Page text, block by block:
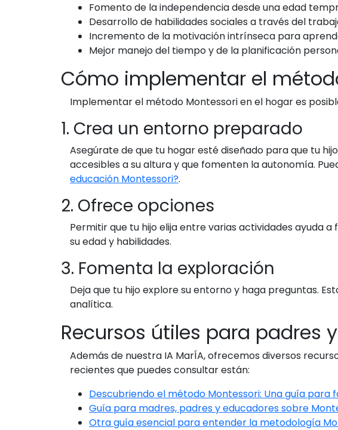
Fomento de la independencia desde una edad
Desarrollo de habilidades sociales a través del
Incremento de la motivación intrínseca para
Mejor manejo del tiempo y de la planificación
Cómo implementar el
Implementar el método Montessori en el hogar es
1. Crea un entorno preparado
Asegúrate de que tu hogar esté diseñado para que tu
accesibles a su altura y que fomenten la autonomía.
educación Montessori?.
2. Ofrece opciones
Permitir que tu hijo elija entre varias actividades ayuda
su edad y habilidades.
3. Fomenta la exploración
Deja que tu hijo explore su entorno y haga preguntas.
analítica.
Recursos útiles para padres
Además de nuestra IA MarÍA, ofrecemos diversos
recientes que puedes consultar están:
Descubriendo el método Montessori: Una guía para
Guía para madres, padres y educadores sobre
Otra guía esencial para entender la metodología